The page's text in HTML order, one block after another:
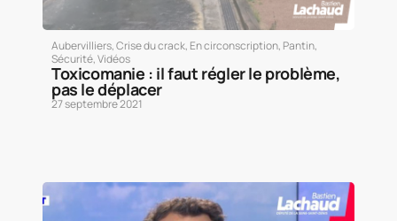
Aubervilliers,Crise du crack, En circonscription, Pantin,
Sécurité,Vidéos
Toxicomanie : il faut régler le problème,
pas le déplacer
27 septembre 2021